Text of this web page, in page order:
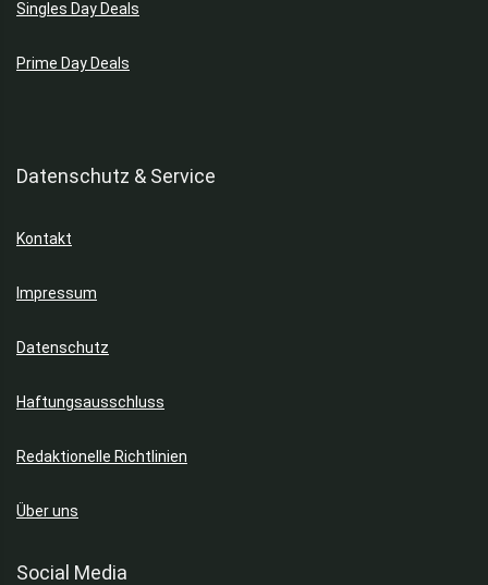
Singles Day Deals
Prime Day Deals
Datenschutz & Service
Kontakt
Impressum
Datenschutz
Haftungsausschluss
Redaktionelle Richtlinien
Über uns
Social Media